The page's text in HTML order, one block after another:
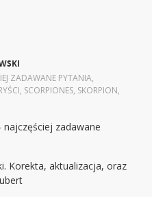
ZADAWANE PYTANIA,
, SCORPIONES, SKORPION,
najczęściej zadawane
Korekta, aktualizacja, oraz